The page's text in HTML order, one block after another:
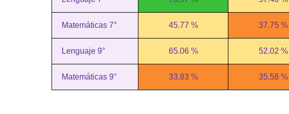
Matemáticas 7° 45.77 % 37.75 %
Lenguaje 9° 65.06 % 52.02 %
Matemáticas 9° 33.83 % 35.58 %